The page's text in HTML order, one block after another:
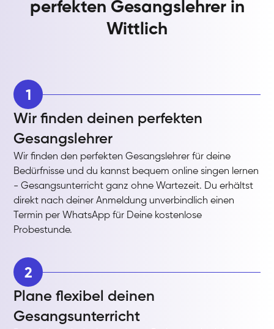
perfekten Gesangslehrer in
Wittlich
1
Wir finden deinen perfekten
Gesangslehrer
Wir finden den perfekten Gesangslehrer für deine
Bedürfnisse und du kannst bequem online singen lernen
- Gesangsunterricht ganz ohne Wartezeit. Du erhältst
direkt nach deiner Anmeldung unverbindlich einen
Termin per WhatsApp für Deine kostenlose
Probestunde.
2
Plane flexibel deinen
Gesangsunterricht